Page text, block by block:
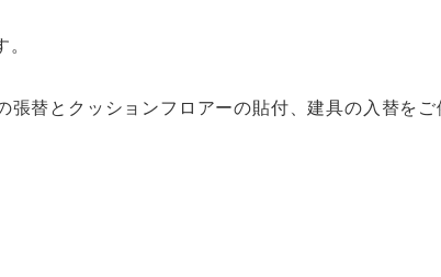
張替とクッションフロアーの貼付、建具の入替をご